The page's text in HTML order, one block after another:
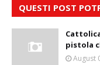
QUESTI POST
pistola
August